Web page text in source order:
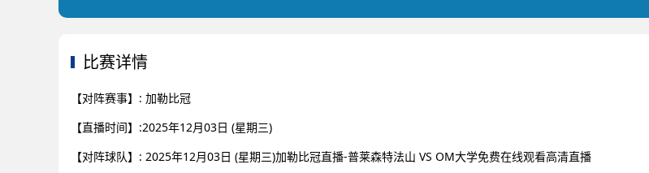
比赛详情
【对阵赛事】: 加勒比冠
【直播时间】:2025年12月03日 (星期三)
【对阵球队】: 2025年12月03日 (星期三)加勒比冠直播-普莱森特法山 VS OM大学免费在线观看高清直播